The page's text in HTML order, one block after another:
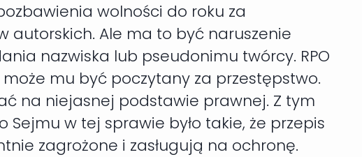
wolności do roku za
autorskich. Ale ma to być naruszenie
nazwiska lub pseudonimu twórcy. RPO
mu być poczytany za przestępstwo.
na niejasnej podstawie prawnej. Z tym
Sejmu w tej sprawie było takie, że przepis
zagrożone i zasługują na ochronę.